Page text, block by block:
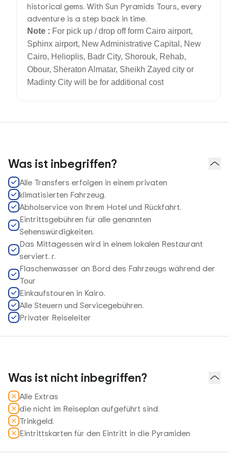
historical gems. With Sun Pyramids Tours, every
adventure is a step back in time.
Note : For pick up / drop off form Cairo airport,
Sphinx airport, New Administrative Capital, New
Cairo, Helioplis, Badr City, Shorouk, Rehab,
Obour, Sheraton Almatar, Sheikh Zayed city or
Madinty City will be for additional cost
Was ist inbegriffen?
Alle Transfers erfolgen in einem privaten
klimatisierten Fahrzeug.
Abholservice von Ihrem Hotel und Rückfahrt.
Eintrittsgebühren für alle genannten
Sehenswürdigkeiten.
Das Mittagessen wird in einem lokalen Restaurant
serviert. r.
Flaschenwasser an Bord des Fahrzeugs während der
Tour
Einkaufstouren in Kairo.
Alle Steuern und Servicegebühren.
Privater Reiseleiter
Was ist nicht inbegriffen?
Alle Extras
die nicht im Reiseplan aufgeführt sind.
Trinkgeld.
Eintrittskarten für den Eintritt in die Pyramiden